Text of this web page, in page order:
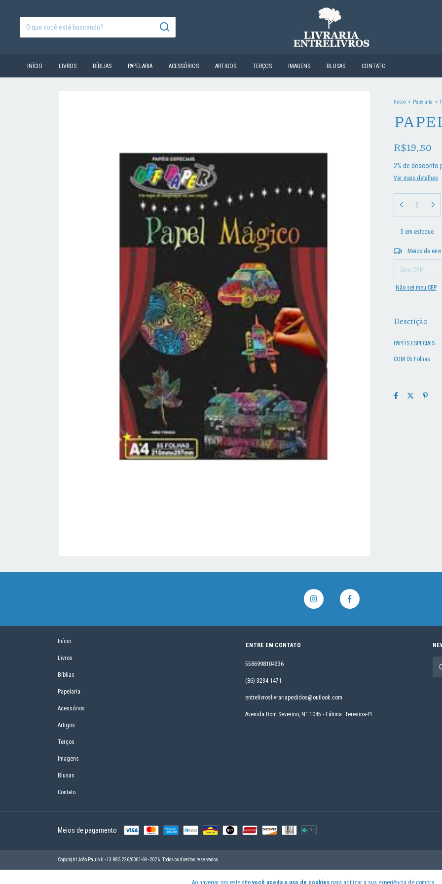
INÍCIO LIVROS BÍBLIAS PAPELARIA ACESSÓRIOS ARTIGOS TERÇOS IMAGENS BLUSAS CONTATO
Ao navegar por este sitevocê aceita o uso de cookiespara agilizar a sua experiência de compra.
Início > Papelaria >
R$19,50
2% de desconto
Ver mais detalhes
5 em estoque
Entregas para o
Meios de
Não sei meu CEP
Descrição
PAPÉIS ESPECIAIS
COM 05 Folhas
Início
Livros
Bíblias
Papelaria
Acessórios
Artigos
Terços
Imagens
Blusas
Contato
ENTRE EM CONTATO
5586998104336
(86) 3234-1471
entrelivroslivrariapedidos@outlook.com
Avenida Dom Severino, N° 1045 - Fátima. Teresina-PI
Meios de pagamento
Copyright João Paulo II - 13.885.226/0001-69 - 2026. Todos os direitos reservados.